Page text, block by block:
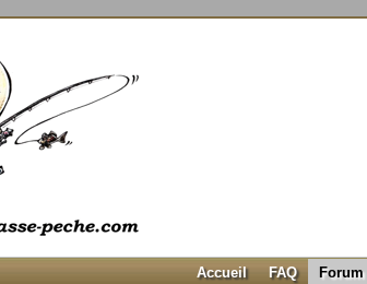
Accueil FAQ Forum